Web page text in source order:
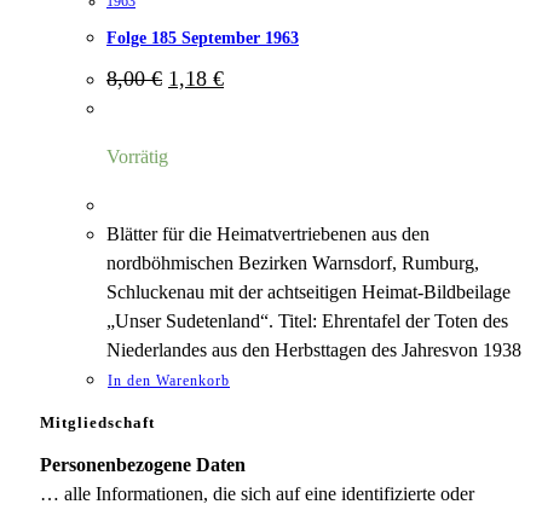
Folge 185 September 1963
8,00€ Ursprünglicher
Preis
1,18 €Aktueller
Preis
Vorrätig
Blätter für die Heimatvertriebenen aus den
nordböhmischen Bezirken Warnsdorf, Rumburg,
Schluckenau mit der achtseitigen Heimat-Bildbeilage
„Unser Sudetenland“. Titel: Ehrentafel der Toten des
Niederlandes aus den Herbsttagen des Jahresvon 1938
In den Warenkorb
Mitgliedschaft
Personenbezogene Daten
… alle Informationen, die sich auf eine identifizierte oder